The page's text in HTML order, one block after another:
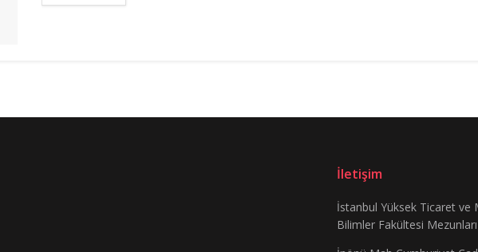
İletişim
İstanbul Yüksek Ticaret ve
Bilimler Fakültesi